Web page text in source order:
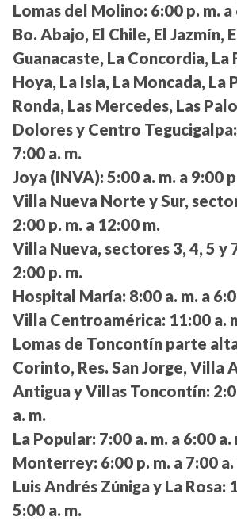
Lomas del Molino: 6:00 p. m. a
Bo. Abajo, El Chile, El Jazmín,
Guanacaste, La Concordia, La
Hoya, La Isla, La Moncada, La
Ronda, Las Mercedes, Las
Dolores y Centro Tegucigalpa:
7:00 a. m.
Joya (INVA): 5:00 a. m. a 9:00
Villa Nueva Norte y Sur,
2:00 p. m. a 12:00 m.
Villa Nueva, sectores 3, 4, 5 y
2:00 p. m.
Hospital María: 8:00 a. m. a
Villa Centroamérica: 11:00 a.
Lomas de Toncontín parte
Corinto, Res. San Jorge, Villa
Antigua y Villas Toncontín:
a. m.
La Popular: 7:00 a. m. a 6:00 a.
Monterrey: 6:00 p. m. a 7:00 a.
Luis Andrés Zúniga y La Rosa:
5:00 a. m.